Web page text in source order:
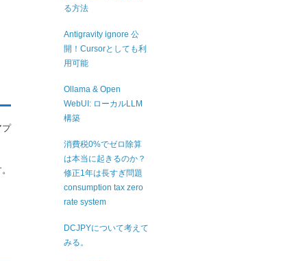
プ
る方法
Antigravity ignore 公
開！Cursorとしても利
用可能
Ollama & Open
WebUI: ローカルLLM
構築
消費税0%でゼロ除算
は本当に起きるのか？
修正1年は長すぎ問題
consumption tax zero
rate system
DCJPYについて考えて
みる。